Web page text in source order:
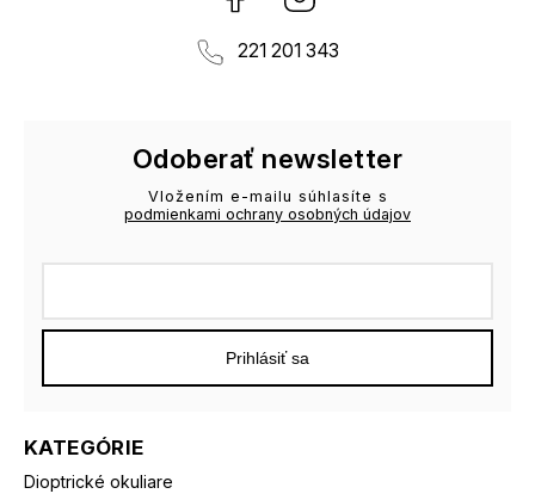
221 201 343
KATEGÓRIE
Dioptrické okuliare
Odoberať newsletter
Vložením e-mailu súhlasíte s
podmienkami ochrany osobných údajov
Prihlásiť sa